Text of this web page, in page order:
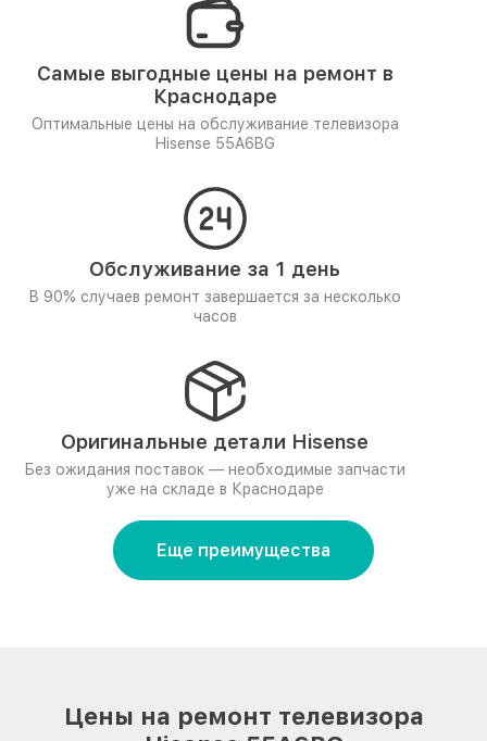
Самые выгодные цены на ремонт в
Краснодаре
Оптимальные цены на обслуживание телевизора
Hisense 55A6BG
Обслуживание за 1 день
В 90% случаев ремонт завершается за несколько
часов
Оригинальные детали Hisense
Без ожидания поставок — необходимые запчасти
уже на складе в Краснодаре
Еще преимущества
Цены на ремонт телевизора